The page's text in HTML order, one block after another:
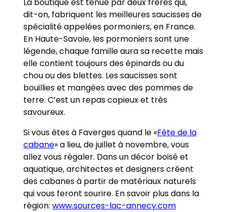
dit-on, fabriquent les meilleures saucisses de
spécialité appelées pormoniers, en France.
En Haute-Savoie, les pormoniers sont une
légende, chaque famille aura sa recette mais
elle contient toujours des épinards ou du
chou ou des blettes. Les saucisses sont
bouillies et mangées avec des pommes de
terre. C’est un repas copieux et très
savoureux.
Si vous êtes à Faverges quand le «Fête de la
cabane» a lieu, de juillet à novembre, vous
allez vous régaler. Dans un décor boisé et
aquatique, architectes et designers créent
des cabanes à partir de matériaux naturels
qui vous feront sourire. En savoir plus dans la
région:www.sources-lac-annecy.com